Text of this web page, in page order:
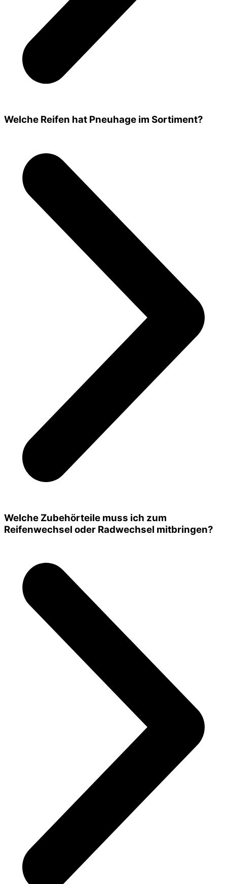
Welche Reifen hat Pneuhage im Sortiment?
Welche Zubehörteile muss ich zum
Reifenwechsel oder Radwechsel mitbringen?